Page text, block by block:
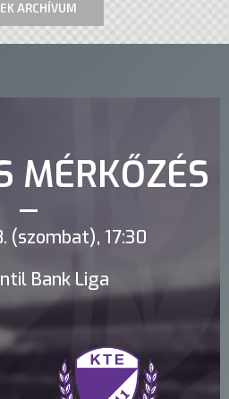
ARCHÍVUM
MÉRKŐZÉS
(szombat), 17:30
Bank Liga